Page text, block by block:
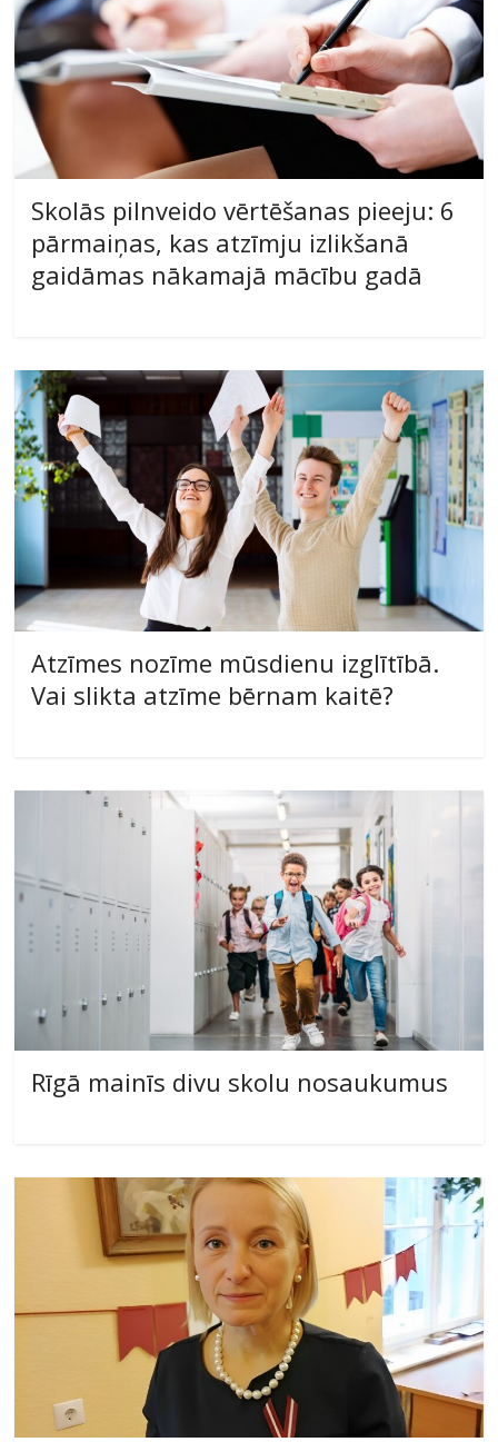
Skolās pilnveido vērtēšanas pieeju: 6
pārmaiņas, kas atzīmju izlikšanā
gaidāmas nākamajā mācību gadā
Atzīmes nozīme mūsdienu izglītībā.
Vai slikta atzīme bērnam kaitē?
Rīgā mainīs divu skolu nosaukumus